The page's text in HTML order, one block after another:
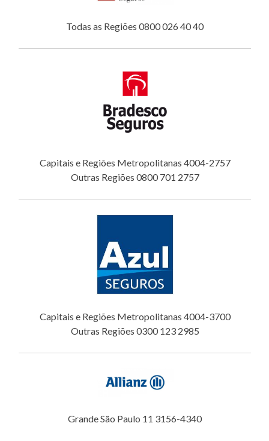
Todas as Regiões 0800 026 40 40
Capitais e Regiões Metropolitanas 4004-2757
Outras Regiões 0800 701 2757
Capitais e Regiões Metropolitanas 4004-3700
Outras Regiões 0300 123 2985
Grande São Paulo 11 3156-4340